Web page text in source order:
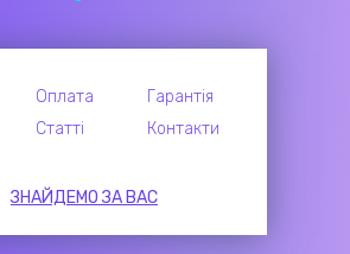
Оплата
Гарантія
Статті Контакти
ЗНАЙДЕМО ЗА ВАС